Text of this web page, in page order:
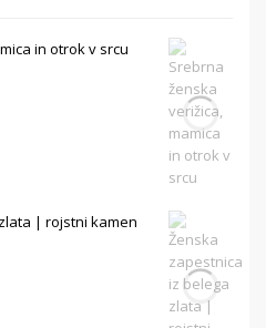
in otrok v srcu
| rojstni kamen